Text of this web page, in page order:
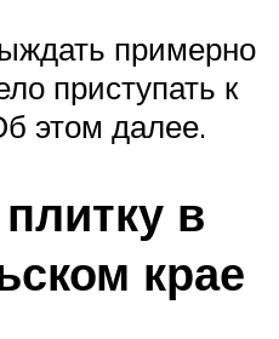
примерно
приступать к
этом далее.
в
крае